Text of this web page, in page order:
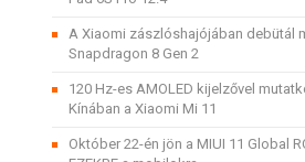
A Xiaomi zászlóshajójában debütál
Snapdragon 8 Gen 2
120 Hz-es AMOLED kijelzővel
Kínában a Xiaomi Mi 11
Október 22-én jön a MIUI 11 Global